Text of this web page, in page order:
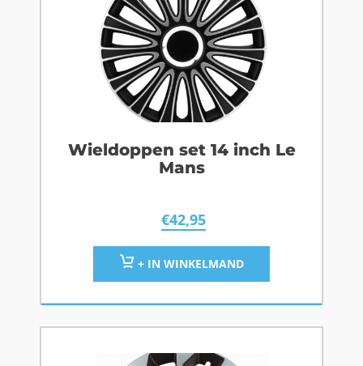
Wieldoppen set 14 inch Le
Mans
€42,95
+ IN WINKELMAND